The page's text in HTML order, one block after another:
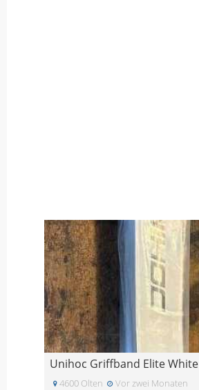
Unihoc Griffband Elite White
4600 Olten Vor zwei Monaten